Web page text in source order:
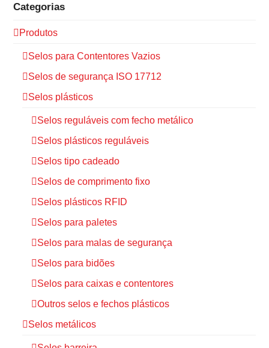
Categorias
Produtos
Selos para Contentores Vazios
Selos de segurança ISO 17712
Selos plásticos
Selos reguláveis com fecho metálico
Selos plásticos reguláveis
Selos tipo cadeado
Selos de comprimento fixo
Selos plásticos RFID
Selos para paletes
Selos para malas de segurança
Selos para bidões
Selos para caixas e contentores
Outros selos e fechos plásticos
Selos metálicos